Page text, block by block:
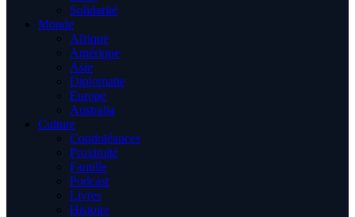
Solidarité
Monde
Afrique
Amérique
Asie
Diplomatie
Europe
Australia
Culture
Condoléances
Proximité
Famille
Podcast
Livres
Histoire